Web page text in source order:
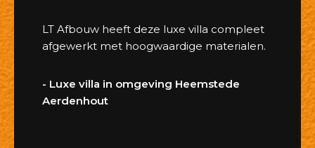
LT Afbouw heeft deze luxe villa compleet
afgewerkt met hoogwaardige materialen.
- Luxe villa in omgeving Heemstede
Aerdenhout